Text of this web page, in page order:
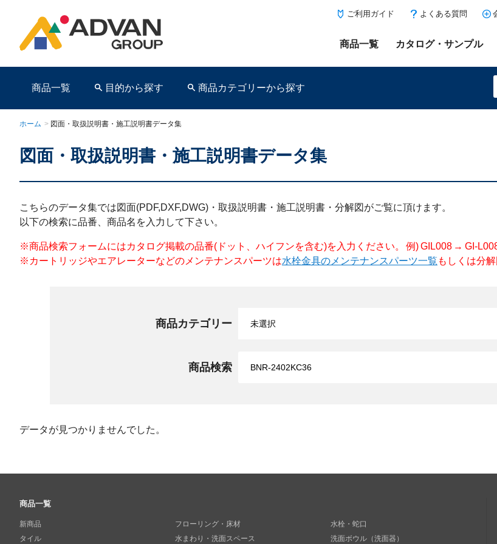
ご利用ガイド よくある質問
商品一覧 カタログ・サンプル
商品一覧 目的から探す 商品カテゴリーから探す
ホーム > 図面・取扱説明書・施工説明書データ集
図面・取扱説明書・施工説明書データ集
こちらのデータ集では図面(PDF,DXF,DWG)・取扱説明書・施工説明書・分解図がご覧に頂けます。
以下の検索に品番、商品名を入力して下さい。
※商品検索フォームにはカタログ掲載の品番(ドット、ハイフンを含む)を入力ください。 例) GIL008 → GI-
※カートリッジやエアレーターなどのメンテナンスパーツは水栓金具のメンテナンスパーツ一覧 もしくは分
商品カテゴリー
商品検索
データが見つかりませんでした。
商品一覧
新商品
タイル
フローリング・床材
水まわり・洗面スペース
水栓・蛇口
洗面ボウル（洗面器）